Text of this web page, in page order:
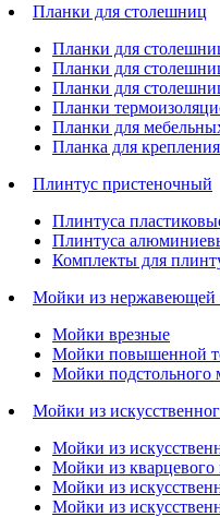
Планки для столешниц
Планки для
Планки для
Планки для
Планки
Планки для
Планка для
Плинтус пристеночный
Плинтуса
Плинтуса
Комплекты для
Мойки из нержавеющей
Мойки врезные
Мойки повышенной
Мойки подстольного
Мойки из
Мойки из
Мойки из
Мойки из
Мойки из